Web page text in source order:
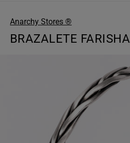
Anarchy Stores ®
BRAZALETE FARISHA